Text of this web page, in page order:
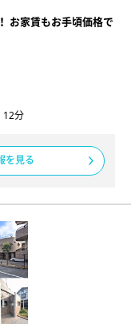
お家賃もお手頃価格で
分
を見る